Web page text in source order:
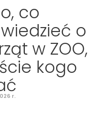
co
o
w ZOO,
kogo
r.